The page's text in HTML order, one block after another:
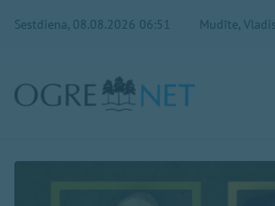
Sestdiena, 08.08.2026 06:51 Mudīte,